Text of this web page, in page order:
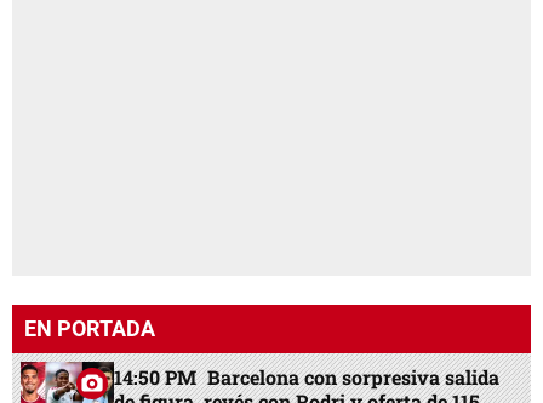
EN PORTADA
14:50 PM Barcelona con sorpresiva salida